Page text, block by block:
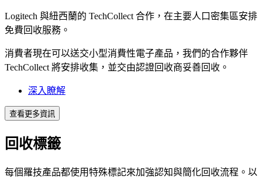
Logitech 與紐西蘭的 TechCollect 合作，在主要人口密集區安排
免費回收服務。
消費者現在可以送交小型消費性電子產品，我們的合作夥伴
TechCollect 將安排收集，並交由認證回收商妥善回收。
深入瞭解
查看更多資訊
回收標籤
每個羅技產品都使用特殊標記來加強認知與簡化回收流程。以